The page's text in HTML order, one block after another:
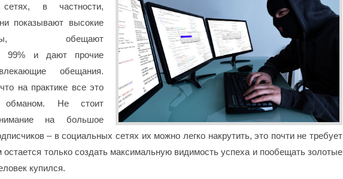
сетях, в частности,
показывают высокие
обещают
99% и дают прочие
обещания.
на практике все это
обманом. Не стоит
на большое
– в социальных сетях их можно легко накрутить, это почти не требует
только создать максимальную видимость успеха и пообещать золотые
купился.